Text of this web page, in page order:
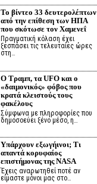
Το βίντεο 33 δευτερολέπτων
από την επίθεση των ΗΠΑ
που σκότωσε τον Χαμενεΐ
Πραγματική κόλαση έχει
ξεσπάσει τις τελευταίες ώρες
στη…
Ο Τραμπ, τα UFO και ο
«δαιμονικός» φόβος που
κρατά κλειστούς τους
φακέλους
Σύμφωνα με πληροφορίες που
δημοσοεύει ξένο μέσο, η…
Υπάρχουν εξωγήινοι; Τι
απαντά κορυφαίος
επιστήμονας της NASA
Έχεις αναρωτηθεί ποτέ αν
είμαστε μόνοι μας στο…